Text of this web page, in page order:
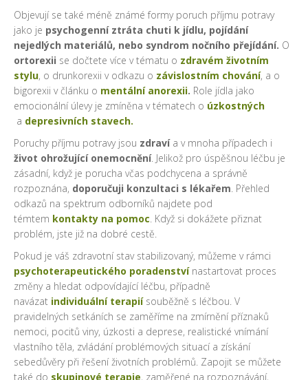
Objevují se také méně známé formy poruch příjmu potravy
jako je psychogenní ztráta chuti k jídlu, pojídání
nejedlých materiálů, nebo syndrom nočního přejídání. O
ortorexii se dočtete více v tématu o zdravém životním
stylu, o drunkorexii v odkazu o závislostním chování, a o
bigorexii v článku o mentální anorexii. Role jídla jako
emocionální úlevy je zmíněna v tématech o úzkostných
a depresivních stavech.
Poruchy příjmu potravy jsou zdravía v mnoha případech i
život ohrožující onemocnění. Jelikož pro úspěšnou léčbu je
zásadní, když je porucha včas podchycena a správně
rozpoznána, doporučuji konzultaci s lékařem . Přehled
odkazů na spektrum odborníků najdete pod
témtem kontakty na pomoc . Když si dokážete přiznat
problém, jste již na dobré cestě.
Pokud je váš zdravotní stav stabilizovaný, můžeme v rámci
psychoterapeutického poradenství nastartovat proces
změny a hledat odpovídající léčbu, případně
navázat individuální terapií souběžně s léčbou. V
pravidelných setkáních se zaměříme na zmírnění příznaků
nemoci, pocitů viny, úzkosti a deprese, realistické vnímání
vlastního těla, zvládání problémových situací a získání
sebedůvěry při řešení životních problémů. Zapojit se můžete
také do skupinové terapie, zaměřené na rozpoznávání,